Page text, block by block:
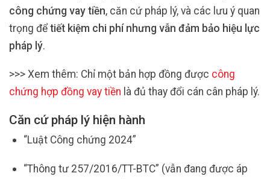
công chứng vay tiền, căn cứ pháp lý, và các lưu ý quan
trọng đểtiết kiệm chi phí nhưng vẫn đảm bảo hiệu lực
pháp lý.
>>> Xem thêm: Chỉ một bản hợp đồng được công
chứng hợp đồng vay tiền là đủ thay đổi cán cân pháp lý.
Căn cứ pháp lý hiện hành
“Luật Công chứng 2024”
“Thông tư 257/2016/TT-BTC” (vẫn đang được áp